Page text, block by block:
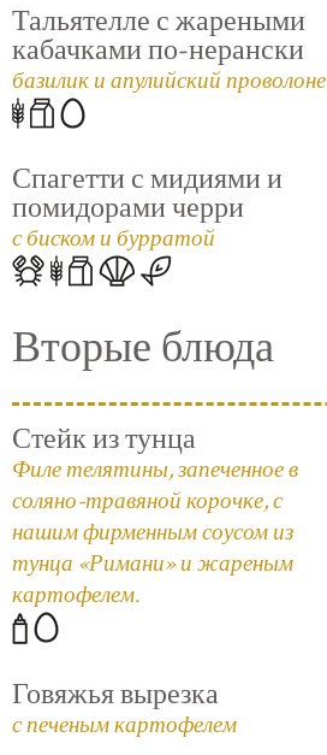
Тальятелле с жареными
кабачками по-нерански
базилик и апулийский проволоне
Спагетти с мидиями и
помидорами черри
с биском и бурратой
Вторые блюда
Стейк из тунца
Филе телятины, запеченное в
соляно-травяной корочке, с
нашим фирменным соусом из
тунца «Римани» и жареным
картофелем.
Говяжья вырезка
с печеным картофелем